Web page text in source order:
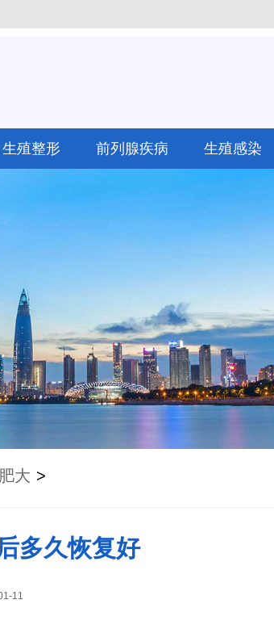
生殖整形 前列腺疾病 生殖感染
大 >
多久恢复好
11